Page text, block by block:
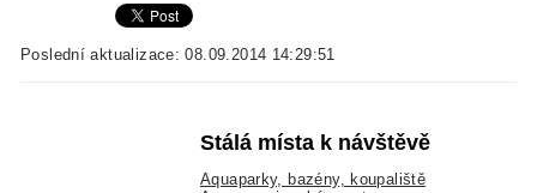
Poslední aktualizace: 08.09.2014 14:29:51
Stálá místa k návštěvě
Aquaparky, bazény, koupaliště